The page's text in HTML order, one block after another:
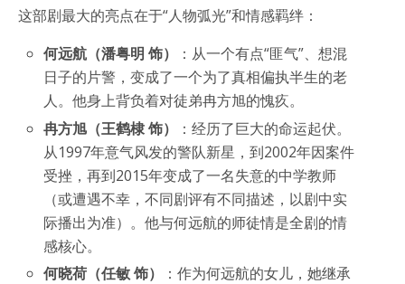
这部剧最大的亮点在于“人物弧光”和情感羁绊：
何远航（潘粤明 饰）
：从一个有点“匪气”、想混
日子的片警，变成了一个为了真相偏执半生的老
人。他身上背负着对徒弟冉方旭的愧疚。
冉方旭（王鹤棣 饰）
：经历了巨大的命运起伏。
从1997年意气风发的警队新星，到2002年因案件
受挫，再到2015年变成了一名失意的中学教师
（或遭遇不幸，不同剧评有不同描述，以剧中实
际播出为准）。他与何远航的师徒情是全剧的情
感核心。
何晓荷（任敏 饰）
：作为何远航的女儿，她继承